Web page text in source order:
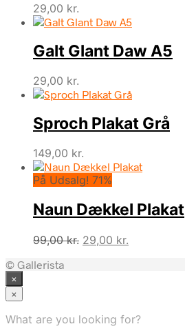
29,00 kr.
Galt Glant Daw A5
29,00 kr.
Sproch Plakat Grå
149,00 kr.
På Udsalg! 71%
Naun Dækkel Plakat
99,00kr. Den
29,00 kr.
© Gallerista
×
×
What are you looking for?